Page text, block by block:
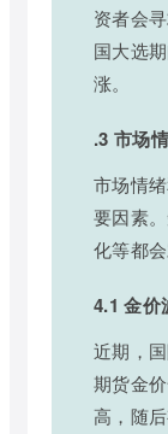
资者会
国大选
涨。
.3 市场
市场情
要因素
化等都
4.1 金价
近期，
期货金
高，随